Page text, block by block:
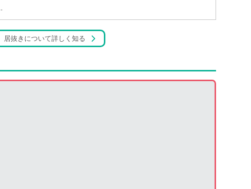
-
居抜きについて詳しく知る